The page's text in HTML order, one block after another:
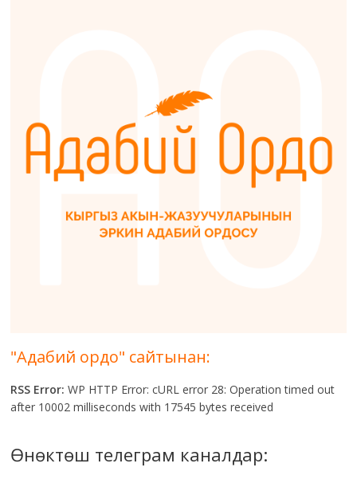
"Адабий ордо" сайтынан:
RSS Error: WP HTTP Error: cURL error 28: Operation timed out
after 10002 milliseconds with 17545 bytes received
Өнөктөш телеграм каналдар: